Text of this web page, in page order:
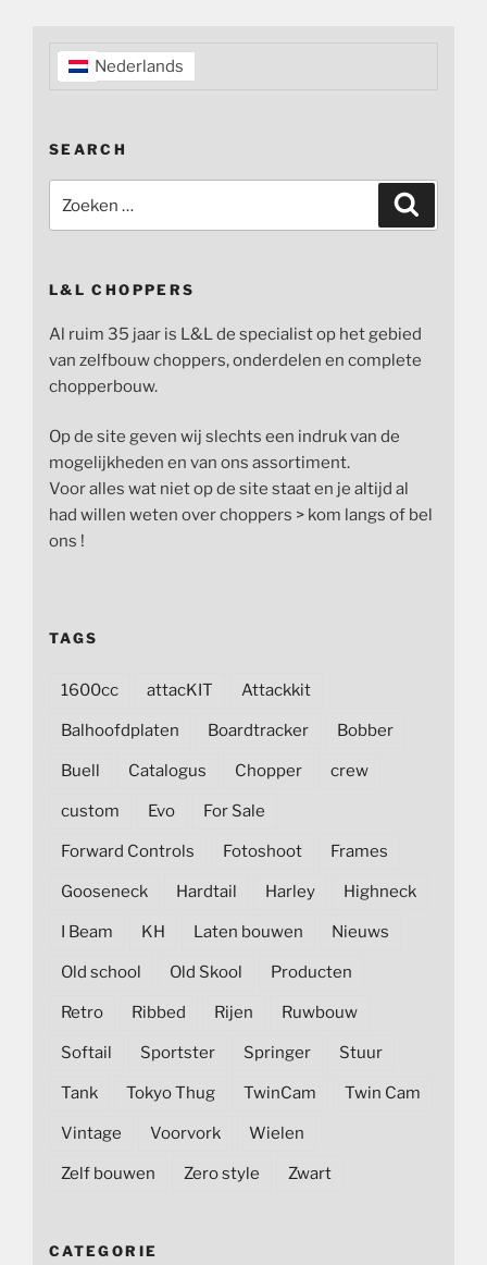
Nederlands
SEARCH
naar:
L&L CHOPPERS
Al ruim 35 jaar is L&L de specialist op het gebied
van zelfbouw choppers, onderdelen en complete
chopperbouw.
Op de site geven wij slechts een indruk van de
mogelijkheden en van ons assortiment.
Voor alles wat niet op de site staat en je altijd al
had willen weten over choppers > kom langs of bel
ons !
TAGS
1600cc attacKIT Attackkit
Balhoofdplaten Boardtracker Bobber
Buell Catalogus Chopper crew
custom Evo For Sale
Forward Controls Fotoshoot Frames
Gooseneck Hardtail Harley Highneck
I Beam KH Laten bouwen Nieuws
Old school Old Skool Producten
Retro Ribbed Rijen Ruwbouw
Softail Sportster Springer Stuur
Tank Tokyo Thug TwinCam Twin Cam
Vintage Voorvork Wielen
Zelf bouwen Zero style Zwart
CATEGORIE